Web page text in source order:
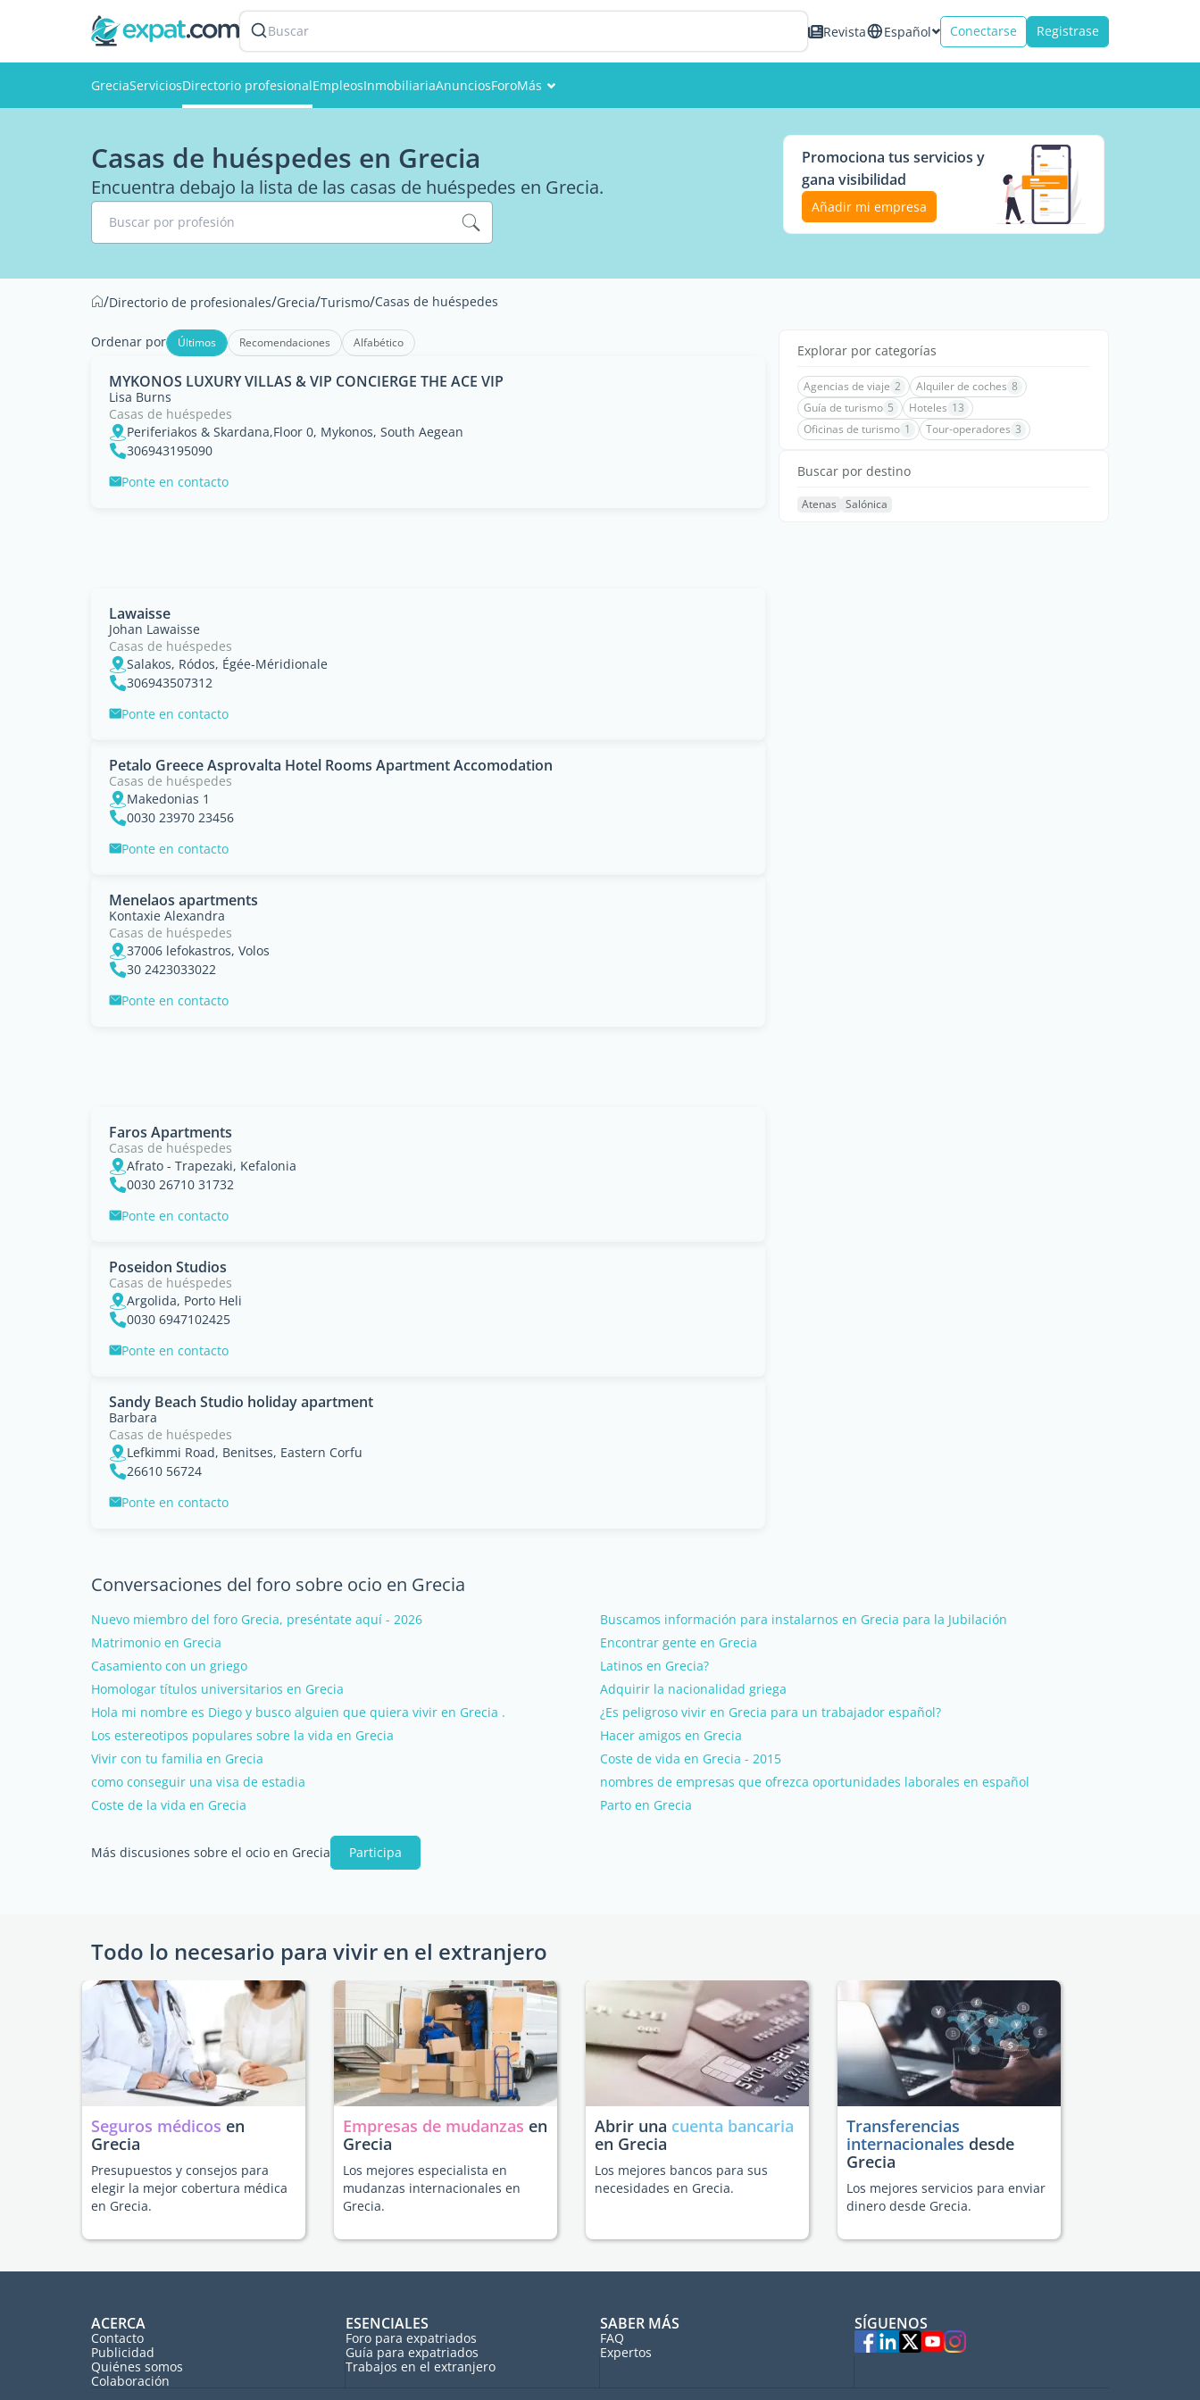
Buscar Revista Español Conectarse Registrase
GreciaServiciosDirectorio profesionalEmpleosInmobiliariaAnunciosForoMás
Casas de huéspedes en Grecia
Encuentra debajo la lista de las casas de huéspedes en Grecia.
Buscar por profesión
Promociona tus servicios y
gana visibilidad
Añadir mi empresa
/Directorio de profesionales/Grecia/Turismo/Casas de huéspedes
Ordenar por Últimos Recomendaciones Alfabético
MYKONOS LUXURY VILLAS & VIP CONCIERGE THE ACE VIP
Lisa Burns
Casas de huéspedes
Periferiakos & Skardana,Floor 0, Mykonos, South Aegean
306943195090
Ponte en contacto
Lawaisse
Johan Lawaisse
Casas de huéspedes
Salakos, Ródos, Égée-Méridionale
306943507312
Ponte en contacto
Petalo Greece Asprovalta Hotel Rooms Apartment Accomodation
Casas de huéspedes
Makedonias 1
0030 23970 23456
Ponte en contacto
Menelaos apartments
Kontaxie Alexandra
Casas de huéspedes
37006 lefokastros, Volos
30 2423033022
Ponte en contacto
Faros Apartments
Casas de huéspedes
Afrato - Trapezaki, Kefalonia
0030 26710 31732
Ponte en contacto
Poseidon Studios
Casas de huéspedes
Argolida, Porto Heli
0030 6947102425
Ponte en contacto
Sandy Beach Studio holiday apartment
Barbara
Casas de huéspedes
Lefkimmi Road, Benitses, Eastern Corfu
26610 56724
Ponte en contacto
Explorar por categorías
Agencias de viaje 2 Alquiler de coches 8
Guía de turismo 5 Hoteles 13
Oficinas de turismo 1 Tour-operadores 3
Buscar por destino
Atenas Salónica
Conversaciones del foro sobre ocio en Grecia
Nuevo miembro del foro Grecia, preséntate aquí - 2026
Buscamos información para instalarnos en Grecia para la Jubilación
Matrimonio en Grecia
Encontrar gente en Grecia
Casamiento con un griego
Latinos en Grecia?
Homologar títulos universitarios en Grecia
Adquirir la nacionalidad griega
Hola mi nombre es Diego y busco alguien que quiera vivir en Grecia .
¿Es peligroso vivir en Grecia para un trabajador español?
Los estereotipos populares sobre la vida en Grecia
Hacer amigos en Grecia
Vivir con tu familia en Grecia
Coste de vida en Grecia - 2015
como conseguir una visa de estadia
nombres de empresas que ofrezca oportunidades laborales en español
Coste de la vida en Grecia
Parto en Grecia
Más discusiones sobre el ocio en Grecia Participa
Todo lo necesario para vivir en el extranjero
Seguros médicos en
Grecia
Presupuestos y consejos para
elegir la mejor cobertura médica
en Grecia.
Empresas de mudanzas en
Grecia
Los mejores especialista en
mudanzas internacionales en
Grecia.
Abrir una cuenta bancaria
en Grecia
Los mejores bancos para sus
necesidades en Grecia.
Transferencias
internacionales desde
Grecia
Los mejores servicios para enviar
dinero desde Grecia.
ACERCA
Contacto
Publicidad
Quiénes somos
Colaboración
ESENCIALES
Foro para expatriados
Guía para expatriados
Trabajos en el extranjero
SABER MÁS
FAQ
Expertos
SÍGUENOS